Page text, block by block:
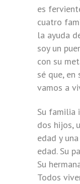
es
cuatro
la ayuda
soy un
con su
sé que,
vamos a
Su familia
dos hijos,
edad y
edad. Su
Su
Todos